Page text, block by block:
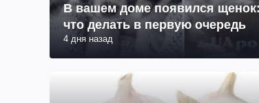
В вашем доме появился щенок:
что делать в первую очередь
4 дня назад